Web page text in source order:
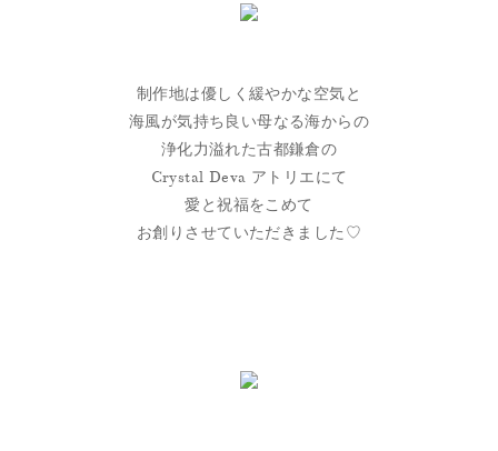
制作地は優しく緩やかな空気と
海風が気持ち良い母なる海からの
浄化力溢れた古都鎌倉の
Crystal Deva アトリエにて
愛と祝福をこめて
お創りさせていただきました♡